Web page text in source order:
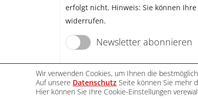
erfolgt nicht. Hinweis: Sie können
widerrufen.
Newsletter abonnieren
Wir verwenden Cookies, um Ihnen die
Auf unsere Datenschutz Seite können Sie mehr
Hier können Sie Ihre Cookie-Einstellungen